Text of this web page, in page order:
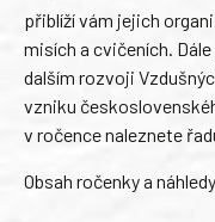
přiblíží vám jejich
misích a cvičeních.
dalším rozvoji
vzniku
v ročence naleznete
Obsah ročenky a